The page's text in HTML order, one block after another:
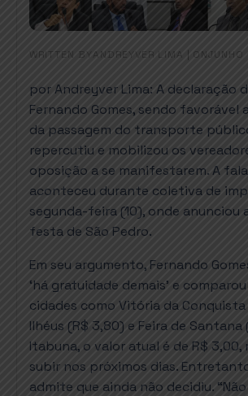
WRITTEN BYANDREYVER LIMA ONJUNHO
por Andreyver Lima: A declaração
Fernando Gomes, sendo favorável
da passagem do transporte
repercutiu e mobilizou os
oposição a se manifestarem. A
aconteceu durante coletiva de
segunda-feira (10), onde anunciou
festa de São Pedro.
Em seu argumento, Fernando
‘há gratuidade demais’ e
cidades como Vitória da Conquista
Ilhéus (R$ 3,80) e Feira de Santana
Itabuna, o valor atual é de R$ 3,00,
subir nos próximos dias.
admite que ainda não decidiu.